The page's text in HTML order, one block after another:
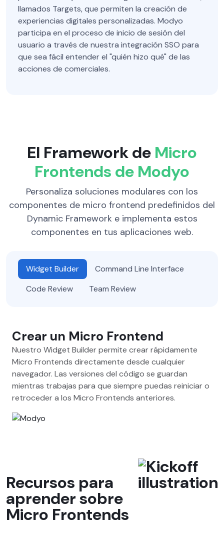
llamados Targets, que permiten la creación de
experiencias digitales personalizadas. Modyo
participa en el proceso de inicio de sesión del
usuario a través de nuestra integración SSO para
que sea fácil entender el "quién hizo qué" de las
acciones de comerciales.
El Framework de Micro
Frontends de Modyo
Personaliza soluciones modulares con los
componentes de micro frontend predefinidos del
Dynamic Framework e implementa estos
componentes en tus aplicaciones web.
Widget Builder
Command Line Interface
Code Review
Team Review
Crear un Micro Frontend
Nuestro Widget Builder permite crear rápidamente
Micro Frontends directamente desde cualquier
navegador. Las versiones del código se guardan
mientras trabajas para que siempre puedas reiniciar o
retroceder a los Micro Frontends anteriores.
Recursos para
aprender sobre
Micro Frontends